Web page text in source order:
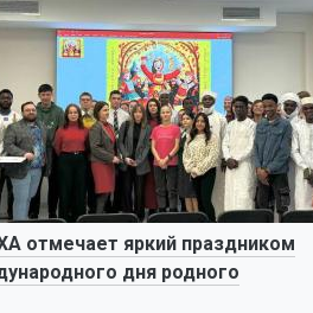
отмечает яркий праздником
дня родного